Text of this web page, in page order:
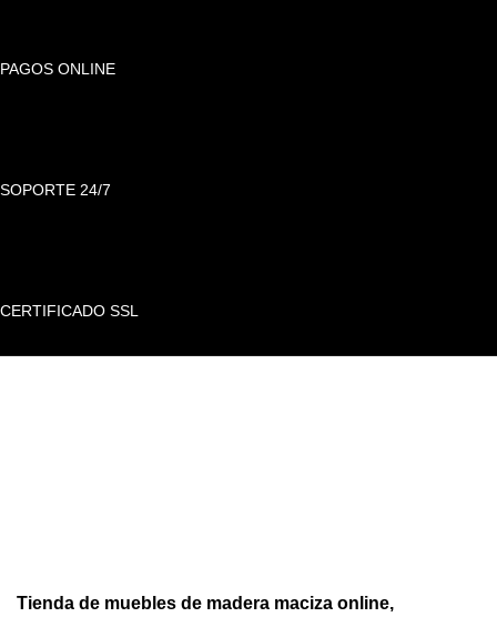
PAGOS ONLINE
SOPORTE 24/7
CERTIFICADO SSL
Tienda de muebles de madera maciza online,